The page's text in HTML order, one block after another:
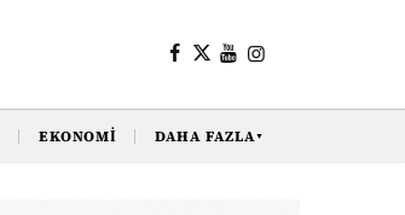
EKONOMI DAHA FAZLA▼